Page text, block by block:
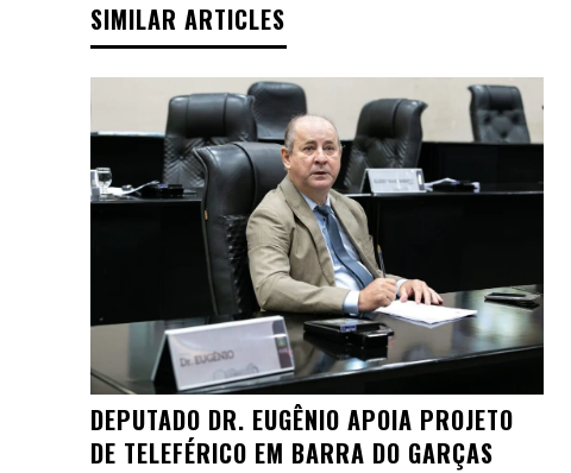
SIMILAR ARTICLES
DEPUTADO DR. EUGÊNIO APOIA PROJETO
DE TELEFÉRICO EM BARRA DO GARÇAS